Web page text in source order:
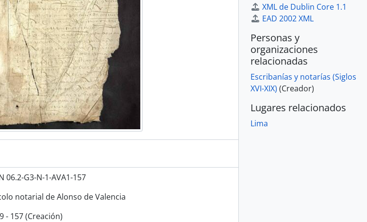
06.2-G3-N-1-AVA1-157
notarial de Alonso de Valencia
- 157 (Creación)
XML de Dublin Core 1.1
EAD 2002 XML
Personas y
organizaciones
relacionadas
Escribanías y notarías (Siglos
XVI-XIX) (Creador)
Lugares relacionados
Lima